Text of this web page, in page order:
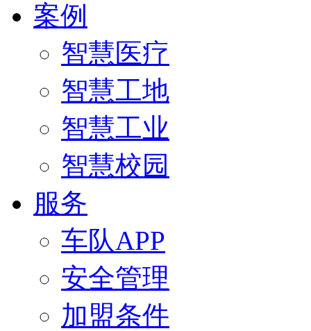
案例
智慧医疗
智慧工地
智慧工业
智慧校园
服务
车队APP
安全管理
加盟条件